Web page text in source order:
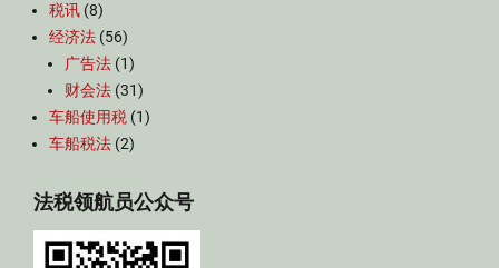
税讯 (8)
经济法 (56)
广告法 (1)
财会法 (31)
车船使用税 (1)
车船税法 (2)
法税领航员公众号